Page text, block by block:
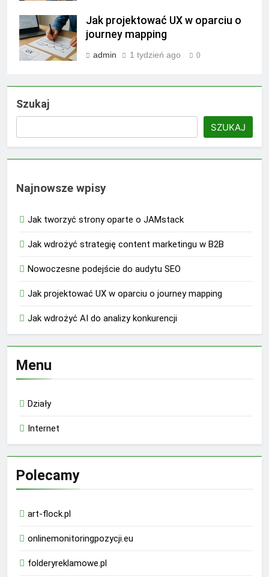
Jak projektować UX w oparciu o
journey mapping
admin 1 tydzień ago 0
Szukaj
SZUKAJ
Najnowsze wpisy
Jak tworzyć strony oparte o JAMstack
Jak wdrożyć strategię content marketingu w B2B
Nowoczesne podejście do audytu SEO
Jak projektować UX w oparciu o journey mapping
Jak wdrożyć AI do analizy konkurencji
Menu
Działy
Internet
Polecamy
art-flock.pl
onlinemonitoringpozycji.eu
folderyreklamowe.pl